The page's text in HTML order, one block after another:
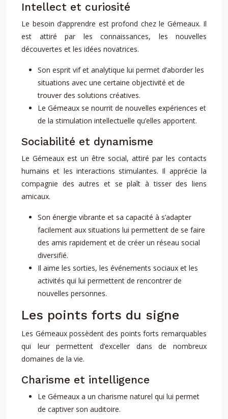
Intellect et curiosité
Le besoin d’apprendre est profond chez le Gémeaux. Il
est attiré par les connaissances, les nouvelles
découvertes et les idées novatrices.
Son esprit vif et analytique lui permet d’aborder les
situations avec une certaine objectivité et de
trouver des solutions créatives.
Le Gémeaux se nourrit de nouvelles expériences et
de la stimulation intellectuelle qu’elles apportent.
Sociabilité et dynamisme
Le Gémeaux est un être social, attiré par les contacts
humains et les interactions stimulantes. Il apprécie la
compagnie des autres et se plaît à tisser des liens
amicaux.
Son énergie vibrante et sa capacité à s’adapter
facilement aux situations lui permettent de se faire
des amis rapidement et de créer un réseau social
diversifié.
Il aime les sorties, les événements sociaux et les
activités qui lui permettent de rencontrer de
nouvelles personnes.
Les points forts du signe
Les Gémeaux possèdent des points forts remarquables
qui leur permettent d’exceller dans de nombreux
domaines de la vie.
Charisme et intelligence
Le Gémeaux a un charisme naturel qui lui permet
de captiver son auditoire.